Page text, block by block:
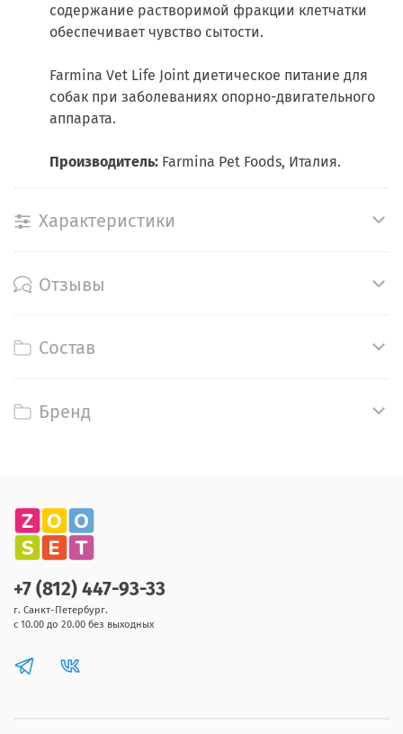
содержание растворимой фракции клетчатки
обеспечивает чувство сытости.
Farmina Vet Life Joint диетическое питание для
собак при заболеваниях опорно-двигательного
аппарата.
Производитель: Farmina Pet Foods, Италия.
Характеристики
Отзывы
Состав
Бренд
+7 (812) 447-93-33
г. Санкт-Петербург.
с 10.00 до 20.00 без выходных